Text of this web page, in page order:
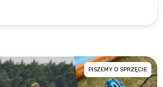
PISZEMY O SPRZĘCIE